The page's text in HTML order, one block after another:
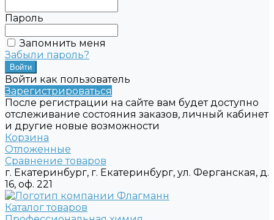
Пароль
Запомнить меня
Забыли пароль?
Войти как пользователь
Зарегистрироваться
После регистрации на сайте вам будет доступно
отслеживание состояния заказов, личный кабинет
и другие новые возможности
Корзина
Отложенные
Сравнение товаров
г. Екатеринбург, г. Екатеринбург, ул. Ферганская, д.
16, оф. 221
Каталог товаров